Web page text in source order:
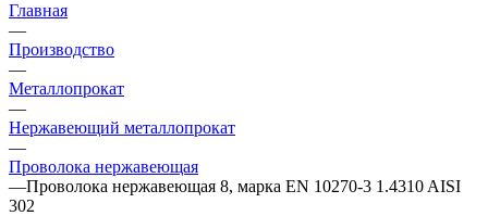
Главная
—
Производство
—
Металлопрокат
—
Нержавеющий металлопрокат
—
Проволока нержавеющая
—Проволока нержавеющая 8, марка EN 10270-3 1.4310 AISI
302